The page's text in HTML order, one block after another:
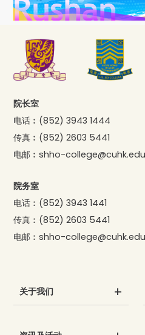
院长室
电话︰ (852) 3943 1444
传真︰ (852) 2603 5441
电邮︰shho-
院务室
电话︰ (852) 3943 1441
传真︰ (852) 2603 5441
电邮︰shho-
关于我们